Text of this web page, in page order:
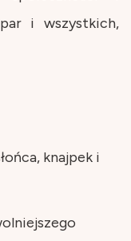
i wszystkich,
knajpek i